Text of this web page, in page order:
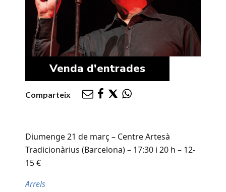
Venda d'entrades
Comparteix
Diumenge 21 de març – Centre Artesà
Tradicionàrius (Barcelona) – 17:30 i 20 h – 12-
15 €
Arrels